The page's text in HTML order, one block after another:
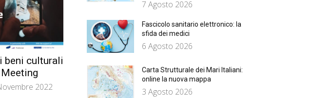
beni culturali
Meeting
2022
7 Agosto 2026
Fascicolo sanitario elettronico: la
sfida dei medici
6 Agosto 2026
Carta Strutturale dei Mari Italiani:
online la nuova mappa
3 Agosto 2026